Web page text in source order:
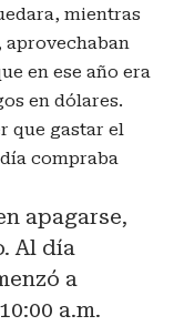
mientras
aprovechaban
en ese año era
en dólares.
que gastar el
compraba
apagarse,
Al día
a
a.m.